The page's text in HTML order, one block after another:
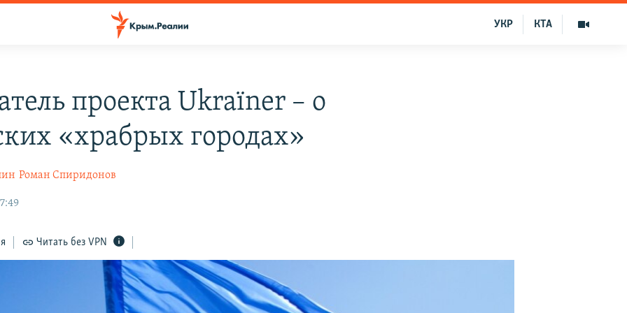
КТА
УКР
проекта Ukraїner – о
«храбрых городах»
Роман Спиридонов
Читать без VPN